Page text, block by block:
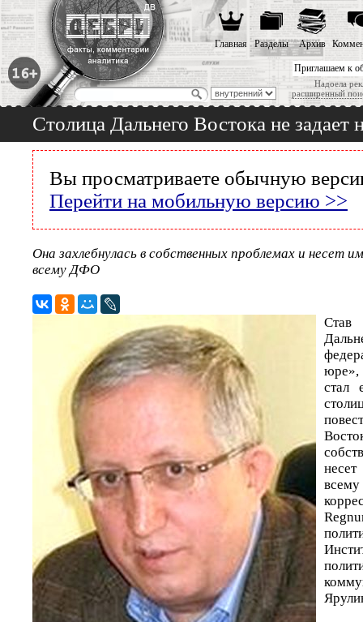
Приглашаем к
Надоела
расширенный
Главная Разделы Архив
Столица Дальнего Востока не задает
Вы просматриваете обычную
Перейти на мобильную версию >>
Она захлебнулась в собственных проблемах и несет
всему ДФО
юре»,
стал